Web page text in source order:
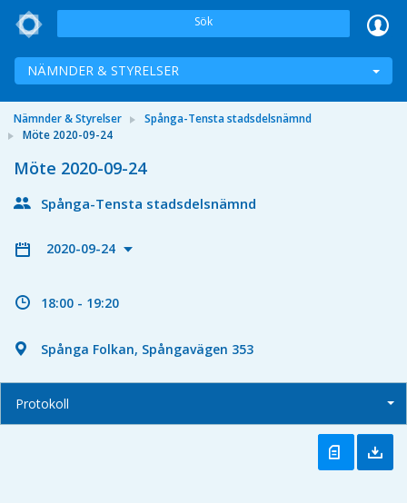
Sök
NÄMNDER & STYRELSER
Nämnder & Styrelser
Spånga-Tensta stadsdelsnämnd
Möte 2020-09-24
Möte 2020-09-24
Spånga-Tensta stadsdelsnämnd
2020-09-24
18:00 - 19:20
Spånga Folkan, Spångavägen 353
Protokoll